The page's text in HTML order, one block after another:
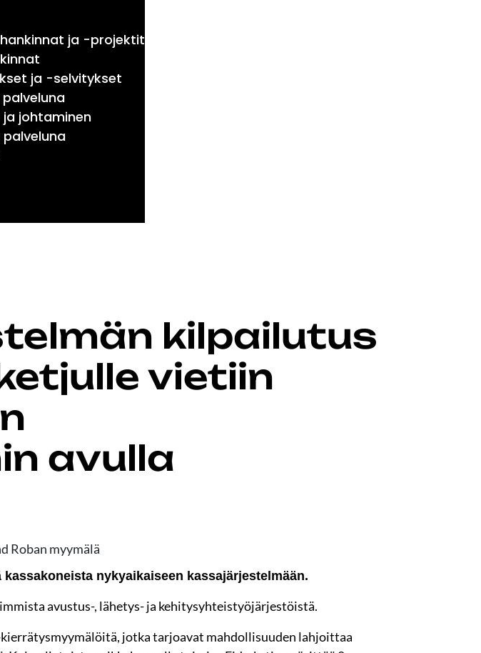
ja -projektit
ja -selvitykset
johtaminen
kilpailutus
vietiin
avulla
nykyaikaiseen kassajärjestelmään.
avustus-, lähetys- ja kehitysyhteistyöjärjestöistä.
jotka tarjoavat mahdollisuuden lahjoittaa